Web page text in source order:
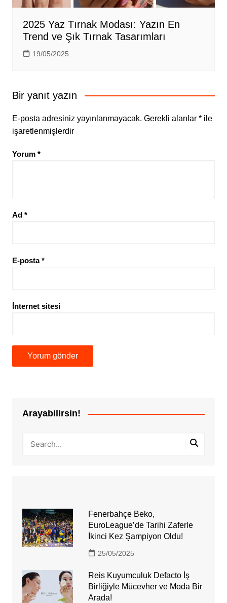
2025 Yaz Tırnak Modası: Yazın En
Trend ve Şık Tırnak Tasarımları
19/05/2025
Bir yanıt yazın
E-posta adresiniz yayınlanmayacak. Gerekli alanlar *ile
işaretlenmişlerdir
Yorum *
Ad *
E-posta*
İnternet sitesi
Arayabilirsin!
Fenerbahçe Beko,
EuroLeague’de Tarihi Zaferle
İkinci Kez Şampiyon Oldu!
25/05/2025
Reis Kuyumculuk Defacto İş
Birliğiyle Mücevher ve Moda Bir
Arada!